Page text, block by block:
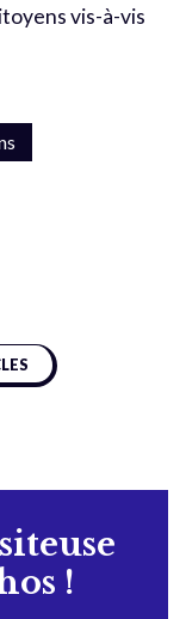
vis-à-vis
!